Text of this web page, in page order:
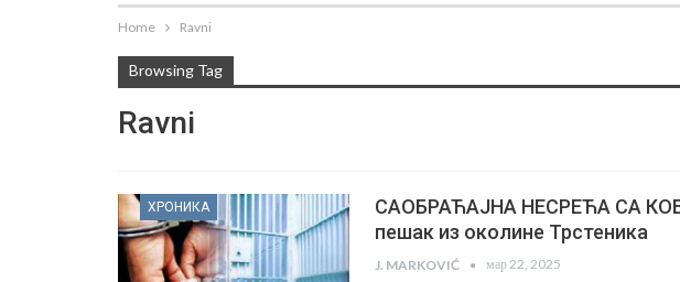
Home Ravni
Browsing Tag
Ravni
ХРОНИКА
САОБРАЋАЈНА НЕСРЕЋА СА
пешак из околине Трстеника
J. MARKOVIĆ мар 22, 2025